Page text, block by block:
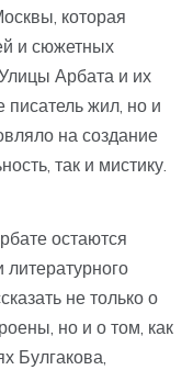
которая
и сюжетных
Арбата и их
писатель жил, но и
на создание
так и мистику.
остаются
литературного
не только о
но и о том, как
Булгакова,